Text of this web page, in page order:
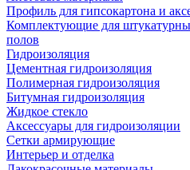
Профиль для гипсокартона и
Комплектующие для
полов
Гидроизоляция
Цементная гидроизоляция
Полимерная гидроизоляция
Битумная гидроизоляция
Жидкое стекло
Аксессуары для гидроизоляции
Сетки армирующие
Интерьер и отделка